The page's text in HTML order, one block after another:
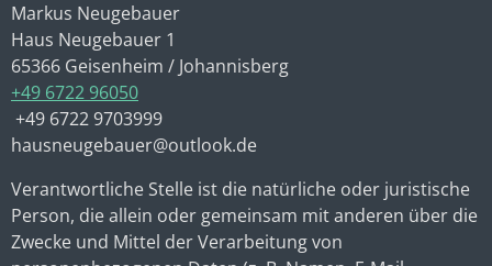
Markus Neugebauer
Haus Neugebauer 1
65366 Geisenheim / Johannisberg
+49 6722 96050
+49 6722 9703999
hausneugebauer@outlook.de
Verantwortliche Stelle ist die natürliche oder juristische
Person, die allein oder gemeinsam mit anderen über die
Zwecke und Mittel der Verarbeitung von